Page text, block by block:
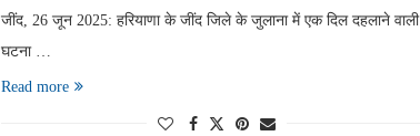
जींद, 26 जून 2025: हरियाणा के जींद जिले के जुलाना में एक दिल दहलाने वाली
घटना …
Read more